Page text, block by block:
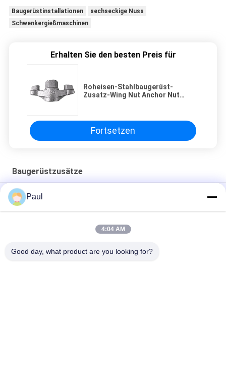
Baugerüstinstallationen
sechseckige Nuss
Schwenkergießmaschinen
Erhalten Sie den besten Preis für
Roheisen-Stahlbaugerüst-
Zusatz-Wing Nut Anchor Nut
Fortsetzen
Baugerüstzusätze
Schalungsarbeiten Zubehör für das Schleifstange-System
Schleifstange-Flügelnuss
Paul
4:04 AM
Good day, what product are you looking for?